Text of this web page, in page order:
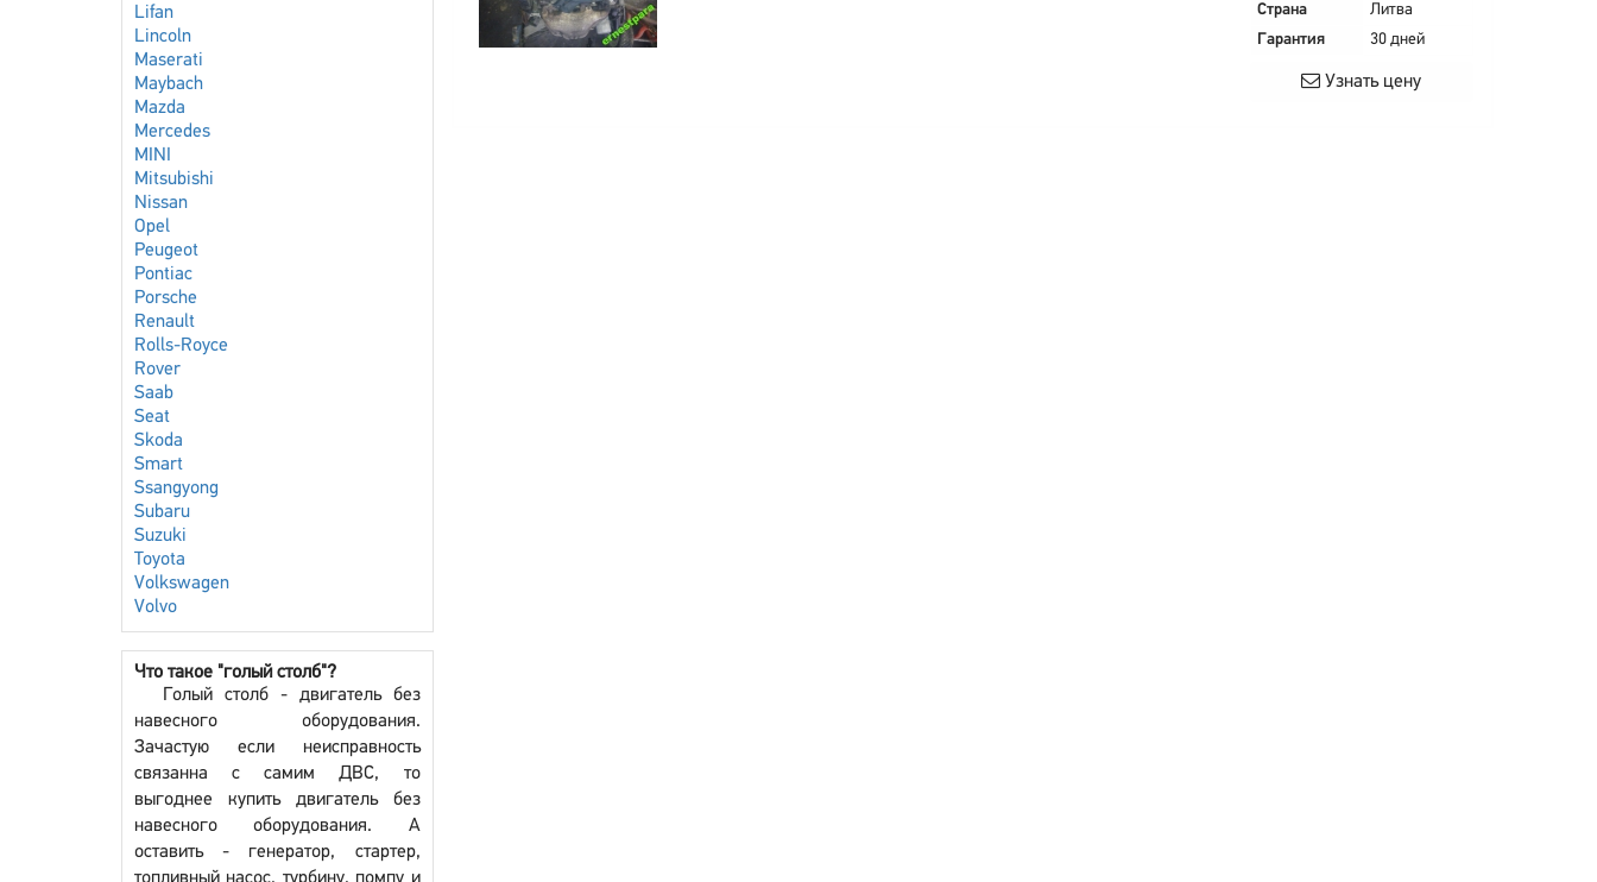
Lifan
Lincoln
Maserati
Maybach
Mazda
Mercedes
MINI
Mitsubishi
Nissan
Opel
Peugeot
Pontiac
Porsche
Renault
Rolls-Royce
Rover
Saab
Seat
Skoda
Smart
Ssangyong
Subaru
Suzuki
Toyota
Volkswagen
Volvo
Что такое "голый столб"?
Голый столб - двигатель без
навесного оборудования.
Зачастую если неисправность
связанна с самим ДВС, то
выгоднее купить двигатель без
навесного оборудования. А
оставить - генератор, стартер,
Страна
Литва
Гарантия
30 дней
Узнать цену